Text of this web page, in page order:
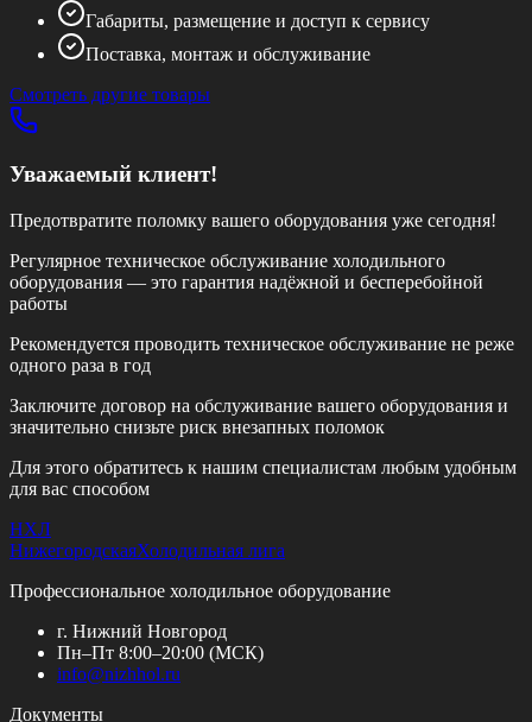
Габариты, размещение и доступ к сервису
Поставка, монтаж и обслуживание
Смотреть другие товары
Уважаемый клиент!
Предотвратите поломку вашего оборудования уже сегодня!
Регулярное техническое обслуживание холодильного
оборудования — это гарантия надёжной и бесперебойной
работы
Рекомендуется проводить техническое обслуживание не реже
одного раза в год
Заключите договор на обслуживание вашего оборудования и
значительно снизьте риск внезапных поломок
Для этого обратитесь к нашим специалистам любым удобным
для вас способом
НХЛ
НижегородскаяХолодильная лига
Профессиональное холодильное оборудование
г. Нижний Новгород
Пн–Пт 8:00–20:00 (МСК)
info@nizhhol.ru
Документы